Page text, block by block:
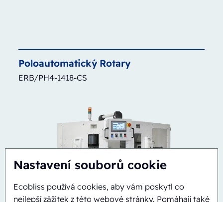
Nastavení souborů cookie
Ecobliss používá cookies, aby vám poskytl co
nejlepší zážitek z této webové stránky. Pomáhají také
Poloautomatický Rotary
ERB/PH4-1418-CS